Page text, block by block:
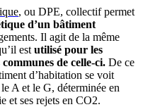
, ou DPE, collectif permet
d’un bâtiment
Il agit de la même
est utilisé pour les
de celle-ci. De ce
d’habitation se voit
A et le G, déterminée en
et ses rejets en CO2.